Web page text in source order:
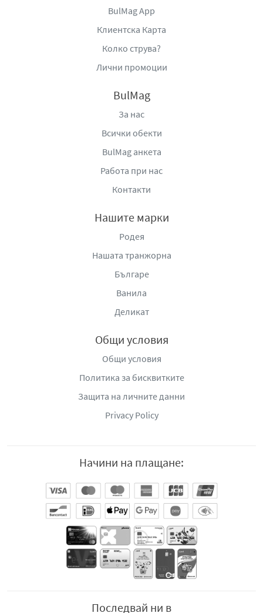
BulMag App
Клиентска Карта
Колко струва?
Лични промоции
BulMag
За нас
Всички обекти
BulMag анкета
Работа при нас
Контакти
Нашите марки
Родея
Нашата транжорна
Българе
Ванила
Деликат
Общи условия
Общи условия
Политика за бисквитките
Защита на личните данни
Privacy Policy
Начини на плащане:
Последвай ни в